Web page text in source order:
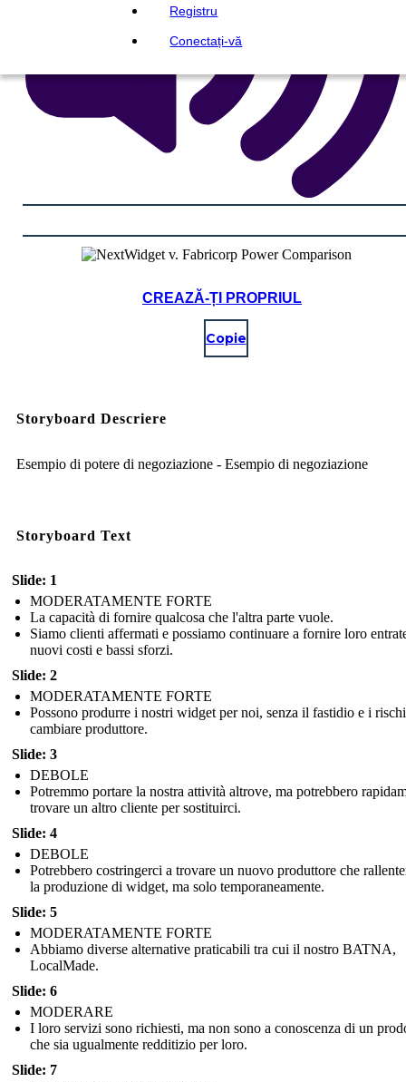
Registru
Conectați-vă
CREAZĂ-ȚI PROPRIUL
Copie
Storyboard Descriere
Esempio di potere di negoziazione - Esempio di negoziazione
Storyboard Text
Slide: 1
MODERATAMENTE FORTE
La capacità di fornire qualcosa che l'altra parte vuole.
Siamo clienti affermati e possiamo continuare a fornire loro
nuovi costi e bassi sforzi.
Slide: 2
MODERATAMENTE FORTE
Possono produrre i nostri widget per noi, senza il fastidio e i
cambiare produttore.
Slide: 3
DEBOLE
Potremmo portare la nostra attività altrove, ma potrebbero
trovare un altro cliente per sostituirci.
Slide: 4
DEBOLE
Potrebbero costringerci a trovare un nuovo produttore che
la produzione di widget, ma solo temporaneamente.
Slide: 5
MODERATAMENTE FORTE
Abbiamo diverse alternative praticabili tra cui il nostro BATNA,
LocalMade.
Slide: 6
MODERARE
I loro servizi sono richiesti, ma non sono a conoscenza di un
che sia ugualmente redditizio per loro.
Slide: 7